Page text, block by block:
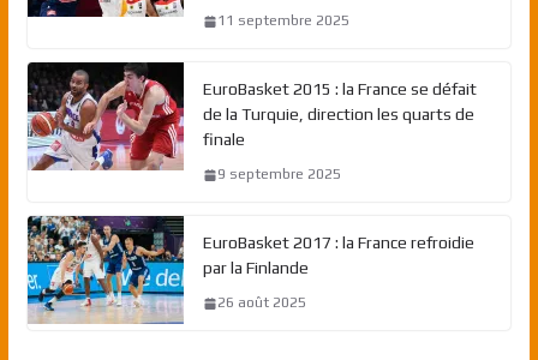
11 septembre 2025
EuroBasket 2015 : la France se défait
de la Turquie, direction les quarts de
finale
9 septembre 2025
EuroBasket 2017 : la France refroidie
par la Finlande
26 août 2025